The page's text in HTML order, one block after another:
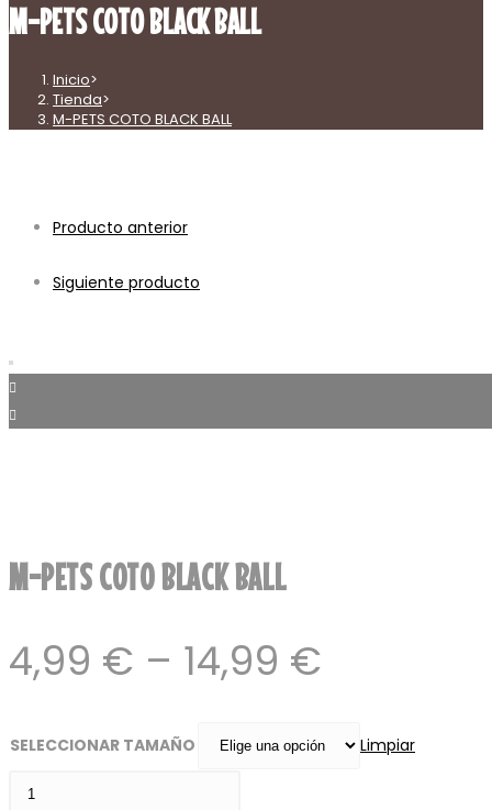
M-PETS COTO BLACK BALL
Inicio>
Tienda>
M-PETS COTO BLACK BALL
Producto anterior
Siguiente producto
M-PETS COTO BLACK BALL
4,99 € – 14,99 €
SELECCIONAR TAMAÑO
Limpiar